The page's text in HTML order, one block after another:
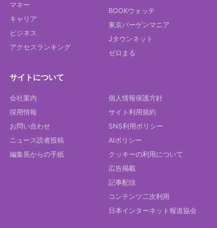
マネー
キャリア
ビジネス
アクセスランキング
BOOKウォッチ
東京バーゲンマニア
Jタウンネット
ゼロまる
サイトについて
会社案内
採用情報
お問い合わせ
ニュース読者投稿
編集長からの手紙
個人情報保護方針
サイト利用規約
SNS利用ポリシー
AIポリシー
クッキーの利用について
広告掲載
記事配信
コンテンツ二次利用
日本インターネット報道協会